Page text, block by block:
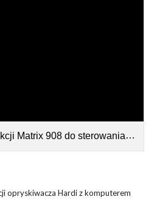
sekcjami opryskiwacza z komputerem dawki teejet 844 na www.pdf
opryskiwacza Hardi z komputerem